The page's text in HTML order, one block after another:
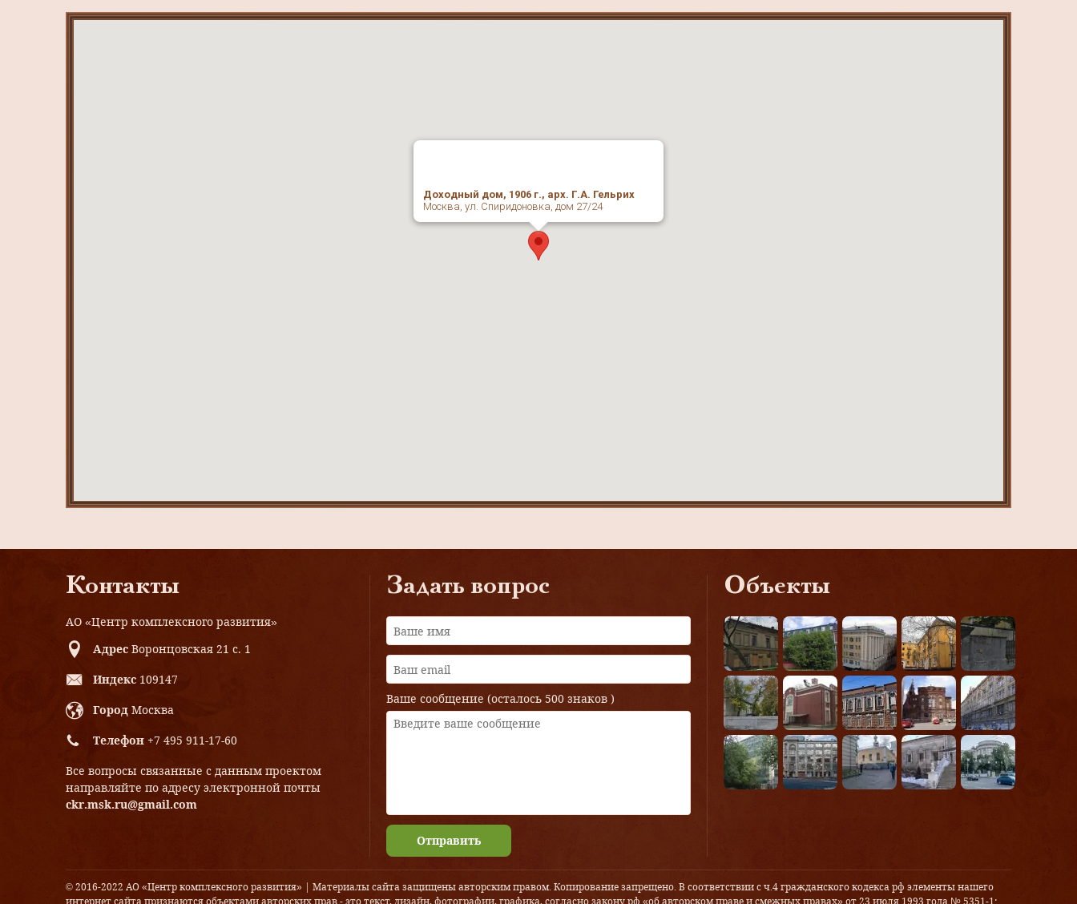
Доходный дом, 1906 г., арх. Г.А. Гельрих
Москва, ул. Спиридоновка, дом 27/24
Контакты
АО «Центр комплексного развития»
Адрес Воронцовская 21 с. 1
Индекс 109147
Город Москва
Телефон +7 495 911-17-60
Все вопросы связанные с данным проектом
направляйте по адресу электронной почты
ckr.msk.ru@gmail.com
Задать вопрос
Ваше сообщение (осталось 500 знаков )
Отправить
Объекты
© 2016-2022 АО «Центр комплексного развития» | Материалы сайта защищены авторским правом. Копирование запрещено. В соответствии с ч.4 гражданского кодекса рф элементы нашего